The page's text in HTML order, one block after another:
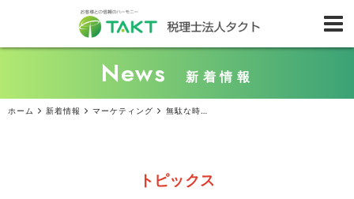
News 新着情報
ホーム 新着情報 マーケティング 無駄な時間は費やしたくない！『タイパ』重視の時代の考え方
トピックス